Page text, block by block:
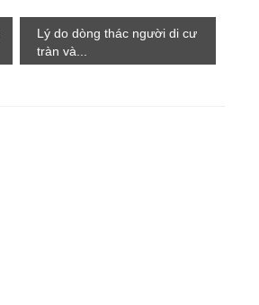
Lý do dòng thác người di cư
tràn và...